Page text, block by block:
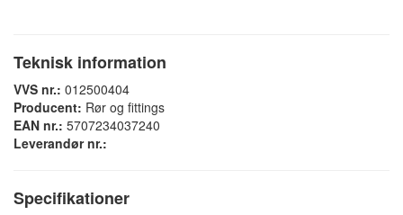
Teknisk information
VVS nr.: 012500404
Producent: Rør og fittings
EAN nr.: 5707234037240
Leverandør nr.:
Specifikationer